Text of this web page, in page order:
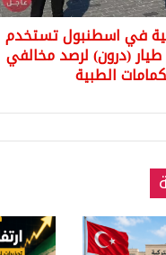
في اسطنبول تستخدم
طيار (درون) لرصد مخالفي
الطبية